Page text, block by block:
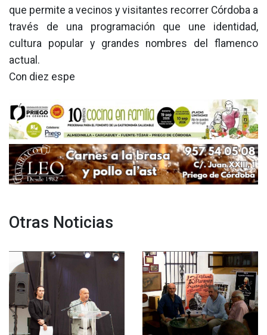
que permite a vecinos y visitantes recorrer Córdoba a
través de una programación que une identidad,
cultura popular y grandes nombres del flamenco
actual.
Con diez espe
Otras Noticias